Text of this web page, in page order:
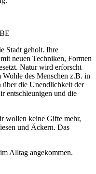
Stadt geholt. Ihre
neuen Techniken, Formen
Natur wird erforscht
Wohle des Menschen z.B. in
über die Unendlichkeit der
entschleunigen und die
wollen keine Gifte mehr,
und Äckern. Das
Alltag angekommen.